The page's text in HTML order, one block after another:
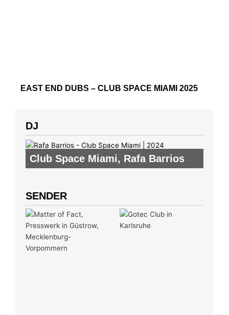
EAST END DUBS – CLUB SPACE MIAMI 2025
DJ
Club Space Miami, Rafa Barrios
SENDER